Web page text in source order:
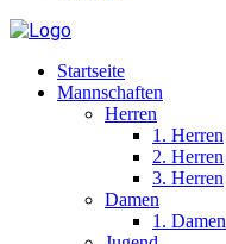
Startseite
Mannschaften
Herren
1. Herren
2. Herren
3. Herren
Damen
1. Damen